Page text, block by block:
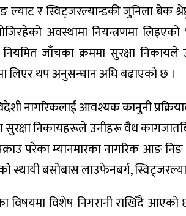
ल्याट र स्विट्जरल्यान्डकी जुनिला बेक
अवस्थामा नियन्त्रणमा लिइएको
जाँचका क्रममा सुरक्षा
लिएर थप अनुसन्धान अघि बढाएको छ ।
नागरिकलाई आवश्यक कानुनी
निकायहरूले उनीहरू वैध
परेका म्यानमारका नागरिक आङ निङ
स्थायी बसोबास लाउफेनबर्ग,
विशेष निगरानी राखिँदै आएको